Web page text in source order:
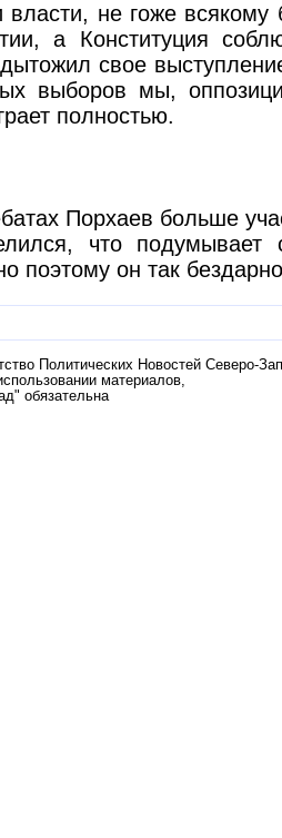
не гоже всякому
а Конституция
свое
выборов мы,
полностью.
Порхаев больше
что подумывает
поэтому он так
Политических Новостей Северо-
материалов,
обязательна